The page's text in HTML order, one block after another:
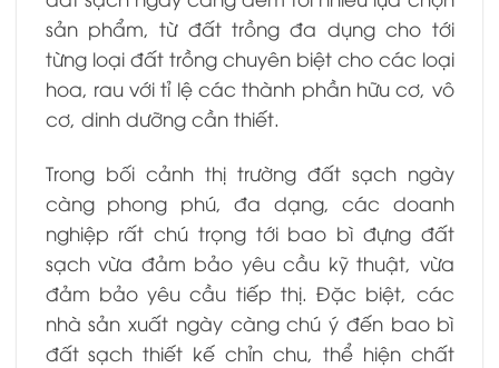
sản phẩm, từ đất trồng đa dụng cho tới
từng loại đất trồng chuyên biệt cho các loại
hoa, rau với tỉ lệ các thành phần hữu cơ, vô
cơ, dinh dưỡng cần thiết.
Trong bối cảnh thị trường đất sạch ngày
càng phong phú, đa dạng, các doanh
nghiệp rất chú trọng tới bao bì đựng đất
sạch vừa đảm bảo yêu cầu kỹ thuật, vừa
đảm bảo yêu cầu tiếp thị. Đặc biệt, các
nhà sản xuất ngày càng chú ý đến bao bì
đất sạch thiết kế chỉn chu, thể hiện chất